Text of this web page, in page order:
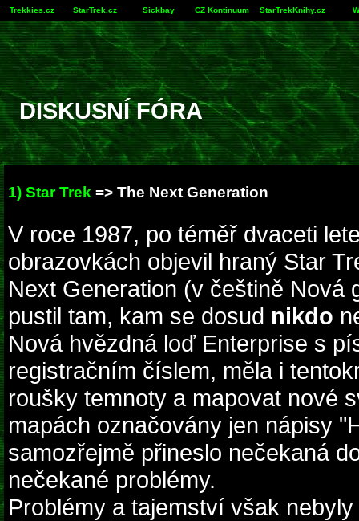
Trekkies.cz StarTrek.cz Sickbay CZ Kontinuum StarTrekKnihy.cz
DISKUSNÍ FÓRA
1) Star Trek => The Next Generation
V roce 1987, po téměř dvaceti
obrazovkách objevil hraný Star
Next Generation (v češtině Nová
pustil tam, kam se dosud nikdo
Nová hvězdná loď Enterprise s
registračním číslem, měla i
roušky temnoty a mapovat nové
mapách označovány jen nápisy
samozřejmě přineslo nečekaná
nečekané problémy.
Problémy a tajemství však